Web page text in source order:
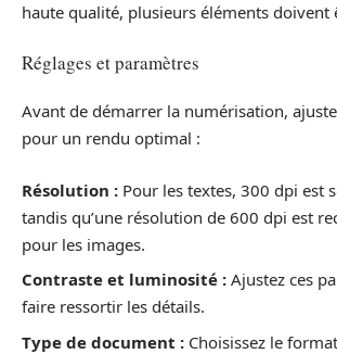
haute qualité, plusieurs éléments doivent
Réglages et paramètres
Avant de démarrer la numérisation,
pour un rendu optimal :
Résolution : Pour les textes, 300 dpi est
tandis qu’une résolution de 600 dpi est
pour les images.
Contraste et luminosité : Ajustez ces
faire ressortir les détails.
Type de document : Choisissez le